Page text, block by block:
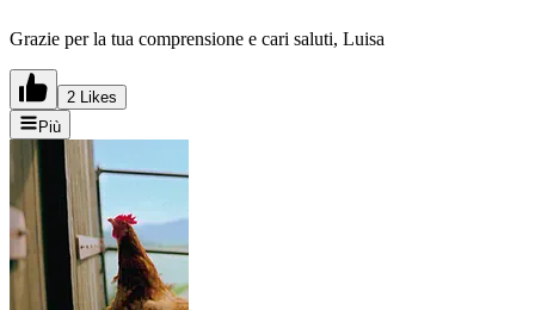
Grazie per la tua comprensione e cari saluti, Luisa
2 Likes
Più